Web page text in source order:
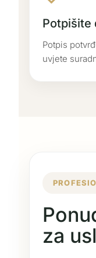
Potpišite
Potpis
uvjete
za